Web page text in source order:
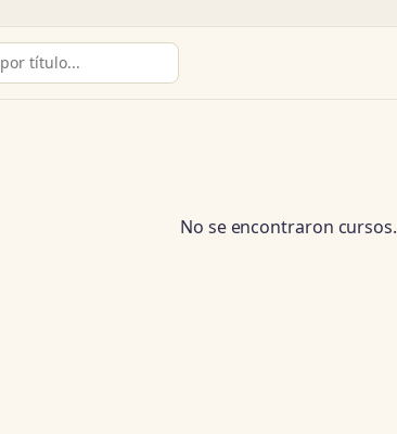
No se encontraron cursos.